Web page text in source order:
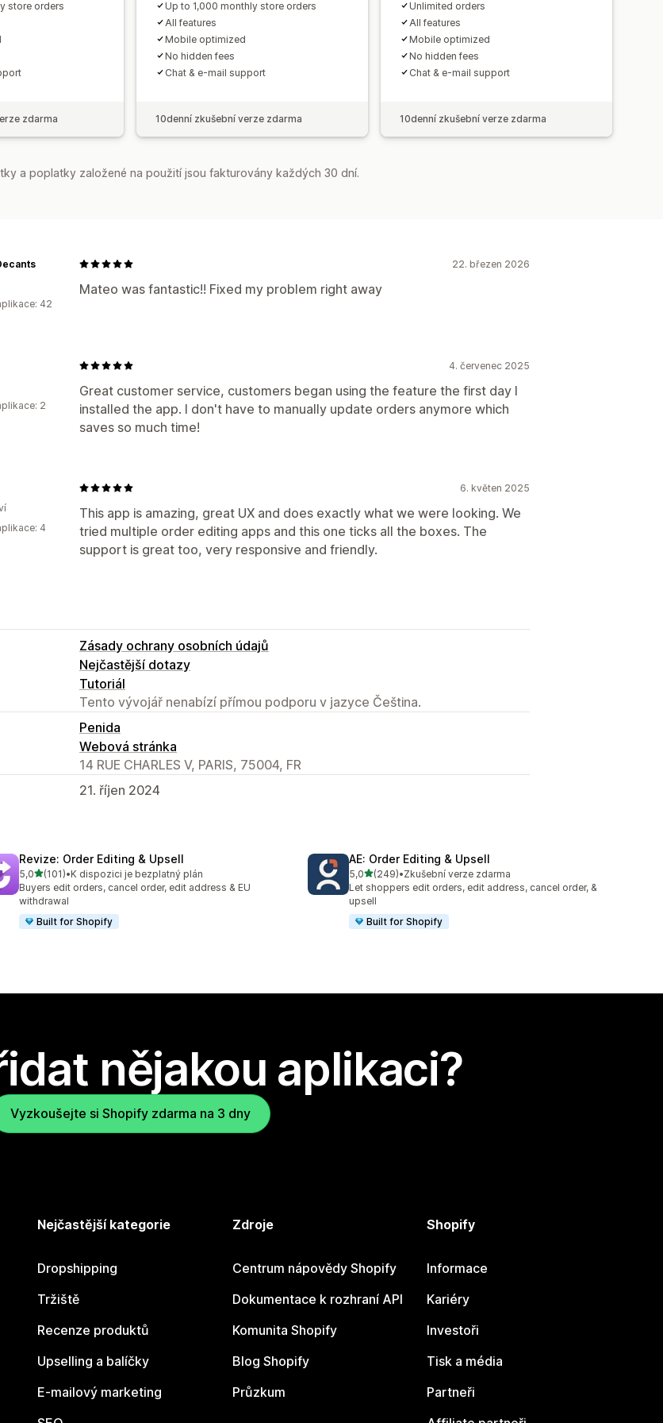
store orders
zdarma
Up to 1,000 monthly store orders
All features
Mobile optimized
No hidden fees
Chat & e-mail support
10denní zkušební verze zdarma
Unlimited orders
All features
Mobile optimized
No hidden fees
Chat & e-mail support
10denní zkušební verze zdarma
a poplatky založené na použití jsou fakturovány každých 30 dní.
22. březen 2026
Mateo was fantastic!! Fixed my problem right away
42
4. červenec 2025
Great customer service, customers began using the feature the first day I
installed the app. I don't have to manually update orders anymore which
saves so much time!
2
6. květen 2025
This app is amazing, great UX and does exactly what we were looking. We
tried multiple order editing apps and this one ticks all the boxes. The
support is great too, very responsive and friendly.
4
Zásady ochrany osobních údajů
Nejčastější dotazy
Tutoriál
Tento vývojář nenabízí přímou podporu v jazyce Čeština.
Penida
Webová stránka
14 RUE CHARLES V, PARIS, 75004, FR
21. říjen 2024
Revize: Order Editing & Upsell
5,0z 5 hvězd
(101)
Celkový počet recenzí: 101
•K dispozici je bezplatný plán
Buyers edit orders, cancel order, edit address & EU
withdrawal
Built for Shopify
AE: Order Editing & Upsell
5,0z 5 hvězd
(249)
Celkový počet recenzí: 249
•Zkušební verze zdarma
Let shoppers edit orders, edit address, cancel order, &
upsell
Built for Shopify
nějakou aplikaci?
Vyzkoušejte si Shopify zdarma na 3 dny
Nejčastější kategorie
Dropshipping
Tržiště
Recenze produktů
Upselling a balíčky
E-mailový marketing
Zdroje
Centrum nápovědy Shopify
Dokumentace k rozhraní API
Komunita Shopify
Blog Shopify
Průzkum
Shopify
Informace
Kariéry
Investoři
Tisk a média
Partneři